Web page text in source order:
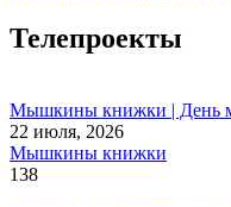
Телепроекты
Мышкины книжки | День
22 июля, 2026
Мышкины книжки
138